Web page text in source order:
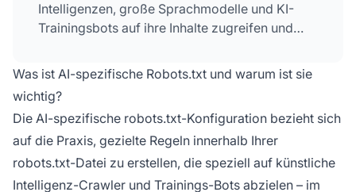
Intelligenzen, große Sprachmodelle und KI-
Trainingsbots auf ihre Inhalte zugreifen und
verschiedenen Arten von KI-Crawlern –
Trainingscrawler, Suchcrawler und
nutzerinitiierte Crawler – und ermöglicht eine
granulare Kontrolle über die Sichtbarkeit der
Inhalte für KI-Systeme. Diese Konfiguration ist
entscheidend geworden, da KI-Crawler
mittlerweile etwa 80 % des Bot-Traffics auf
Was ist AI-spezifische Robots.txt und warum ist sie
wichtig?
Die AI-spezifische robots.txt-Konfiguration bezieht sich
auf die Praxis, gezielte Regeln innerhalb Ihrer
robots.txt-Datei zu erstellen, die speziell auf künstliche
Intelligenz-Crawler und Trainings-Bots abzielen – im